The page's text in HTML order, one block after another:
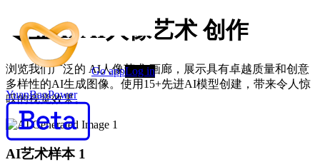
YuanBaoPower
Go appLog in
专业AI AI人像艺术 创作
浏览我们广泛的 AI人像艺术 画廊，展示具有卓越质量和创意
多样性的AI生成图像。使用15+先进AI模型创建，带来令人惊
叹的视觉效果。
AI艺术样本 1